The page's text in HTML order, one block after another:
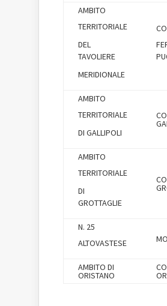
AMBITO
TERRITORIALE
DEL
TAVOLIERE
MERIDIONALE
AMBITO
TERRITORIALE
DI GALLIPOLI
AMBITO
TERRITORIALE
DI
GROTTAGLIE
N. 25
ALTOVASTESE
AMBITO DI
ORISTANO